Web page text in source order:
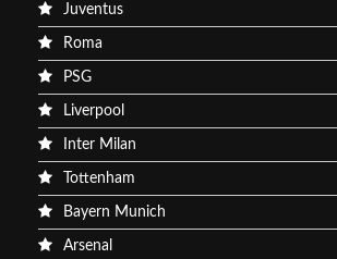
Juventus
Roma
PSG
Liverpool
Inter Milan
Tottenham
Bayern Munich
Arsenal